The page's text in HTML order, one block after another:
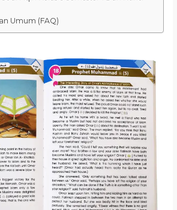
Umum (FAQ)